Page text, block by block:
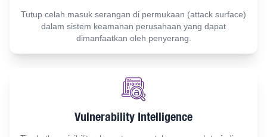
Tutup celah masuk serangan di permukaan (attack surface)
dalam sistem keamanan perusahaan yang dapat
dimanfaatkan oleh penyerang.
Vulnerability Intelligence